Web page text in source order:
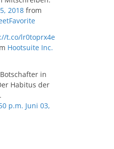
2018 from
Favorite
t.co/lr0toprx4e
Hootsuite Inc.
in
Habitus der
p.m. Juni 03,